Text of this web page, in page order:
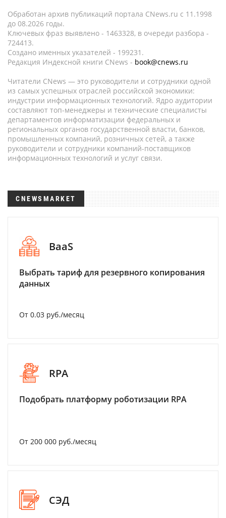
Обработан архив публикаций портала CNews.ru c 11.1998
до 08.2026 годы.
Ключевых фраз выявлено - 1463328, в очереди разбора -
724413.
Создано именных указателей - 199231.
Редакция Индексной книги CNews - book@cnews.ru
Читатели CNews — это руководители и сотрудники одной
из самых успешных отраслей российской экономики:
индустрии информационных технологий. Ядро аудитории
составляют топ-менеджеры и технические специалисты
департаментов информатизации федеральных и
региональных органов государственной власти, банков,
промышленных компаний, розничных сетей, а также
руководители и сотрудники компаний-поставщиков
информационных технологий и услуг связи.
CNEWSMARKET
BaaS
Выбрать тариф для резервного копирования
данных
От 0.03 руб./месяц
RPA
Подобрать платформу роботизации RPA
От 200 000 руб./месяц
СЭД